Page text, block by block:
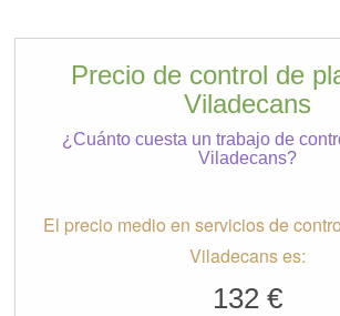
Precio de control de
Viladecans
¿Cuánto cuesta un trabajo de
Viladecans?
El precio medio en servicios de
Viladecans es:
132 €